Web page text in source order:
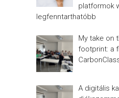
platformok
legfenntarthatóbb
My take on
footprint: a
A digitális